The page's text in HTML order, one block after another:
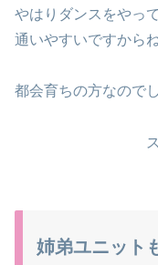
やはりダンスをやっ
通いやすいですからね
都会育ちの方なので
姉弟ユニット